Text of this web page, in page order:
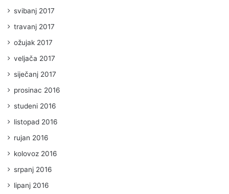
svibanj 2017
travanj 2017
ožujak 2017
veljača 2017
siječanj 2017
prosinac 2016
studeni 2016
listopad 2016
rujan 2016
kolovoz 2016
srpanj 2016
lipanj 2016